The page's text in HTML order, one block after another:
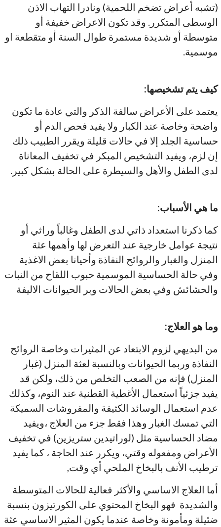
(تشبه أعراض تضخم اللحمية) ونادرا التهاب الاذن
الوسطى المتكرر. وقد تكون الاعراض خفيفة أو
متوسطة أو شديدة مستمرة طوال السنة أو متقطعة او
موسمية.
كيف يتم تشخيصها:
يعتمد على الأعراض سالفة الذكر والتي عادة ما تكون
واضحة وخاصة عند الكبار ولا يفيد فحص الدم أو
حساسية الجلد إلا في حالات قليلة ويقرر الطبيب ذلك
إن لزم، ويفيد التشخيص المبكر في تخفيف المعاناة
لدى الطفل والأهل والسيطرة على الحالة بشكل كبير.
ما هي الأسباب:
كما ذكرنا استعداد ذاتي لدى الطفل وغالباً وراثي أو
نتيجة عوامل خارجية عند التعرض لها وأهمها عثة
المنزل والغبار والروائح النفاذة وأحيانا بعض الاغذية
وفي حالة الحساسية الموسمية حبوب اللقاح من النبات
والحشائش وفي بعض الحالات وبر الحيوانات الاليفة
وما هو العلاج:
من البديهي لزوم الابتعاد عن المثيرات وخاصة الروائح
النفاذة وربما الحيوانات وبالنسبة لعثة المنزل (غبار
المنزل) فإنه من الصعب التخلص من ذلك، ولكن قد
يفيد جزئياً استعمال الأغطية القطنية عند النوم، وكذلك
عدم استعمال الوسائد الكثيفة والمفروشات السميكة
التي تمسك الغبار وهذا فقط جزء من العلاج ،ويفيد
مضاد الحساسية مثل (لوراتيدين ستريزين) في تخفيف
الأعراض ومفعوله وقتي، ويكرر عند الحاجة ، كما يفيد
ترطيب الأنف بالبخاخ الملحي أي وقت,
أما العلاج الاساسي والأكثر فعالية للحالات المتوسطة
والشديدة فهو البخاخ المحتوي على الكورتيزون بنسبة
ضئيلة ومأمونة وخاصة عندما يكون المثير الاساسي عثة